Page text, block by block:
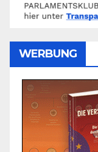
WERBUNG